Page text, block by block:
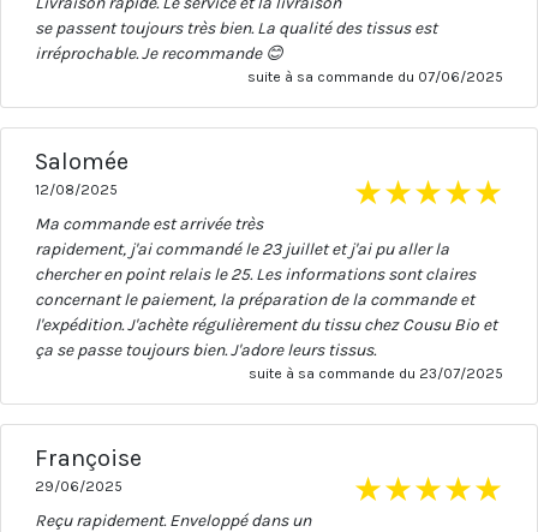
se passent toujours très bien. La qualité des tissus est
irréprochable. Je recommande 😊
suite à sa commande du 07/06/2025
Salomée
12/08/2025 ★★★★★
Ma commande est arrivée très
rapidement, j'ai commandé le 23 juillet et j'ai pu aller la
chercher en point relais le 25. Les informations sont claires
concernant le paiement, la préparation de la commande et
l'expédition. J'achète régulièrement du tissu chez Cousu Bio et
ça se passe toujours bien. J'adore leurs tissus.
suite à sa commande du 23/07/2025
Françoise
29/06/2025 ★★★★★
Reçu rapidement. Enveloppé dans un